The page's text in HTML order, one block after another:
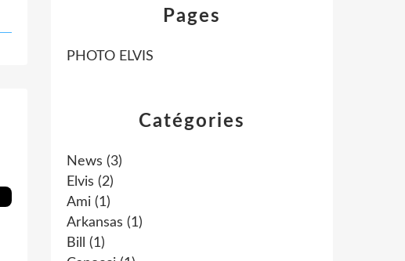
Catégories
News (3)
Elvis (2)
Ami (1)
Arkansas (1)
Bill
(1)
Pages
PHOTO ELVIS